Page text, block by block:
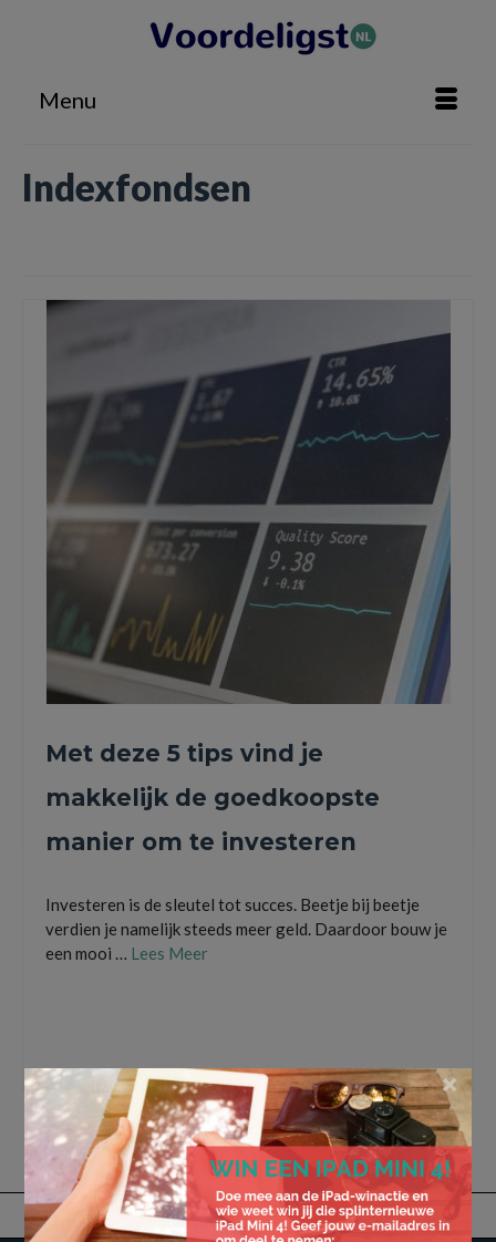
Menu
Indexfondsen
Met deze 5 tips vind je
makkelijk de goedkoopste
manier om te investeren
Investeren is de sleutel tot succes. Beetje bij beetje
verdien je namelijk steeds meer geld. Daardoor bouw je
een mooi … Lees Meer
investeren,online broker websites ×